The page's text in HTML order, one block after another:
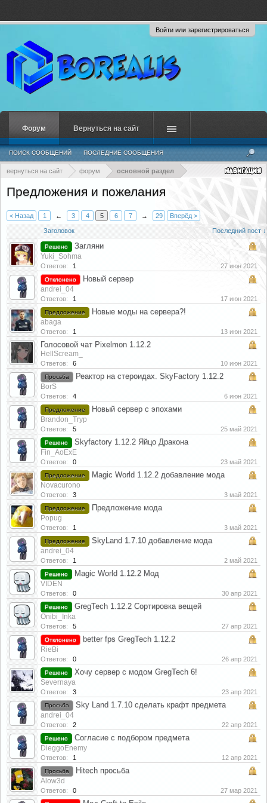
Войти или зарегистрироваться
вернуться на сайт форум основной раздел
Предложения и пожелания
< Назад 1 ← 3 4 5 6 7 → 29 Вперёд >
Заголовок Последний пост ↓
Решено Загляни
Yuki_Sohma
Ответов: 1 27 июн 2021
Отклонено Новый сервер
andrei_04
Ответов: 1 17 июн 2021
Предложение Новые моды на сервера?!
abaga
Ответов: 1 13 июн 2021
Голосовой чат Pixelmon 1.12.2
HellScream_
Ответов: 6 10 июн 2021
Просьба Реактор на стероидах. SkyFactory 1.12.2
BorS
Ответов: 4 6 июн 2021
Предложение Новый сервер с эпохами
Brandon_Tryp
Ответов: 5 25 май 2021
Решено Skyfactory 1.12.2 Яйцо Дракона
Fin_AoExE
Ответов: 0 23 май 2021
Предложение Magic World 1.12.2 добавление мода
Novacurono
Ответов: 3 3 май 2021
Предложение Предложение мода
Popug
Ответов: 1 3 май 2021
Предложение SkyLand 1.7.10 добавление мода
andrei_04
Ответов: 1 2 май 2021
Решено Magic World 1.12.2 Мод
VIDEN
Ответов: 0 30 апр 2021
Решено GregTech 1.12.2 Сортировка вещей
Onibi_Inka
Ответов: 5 27 апр 2021
Отклонено better fps GregTech 1.12.2
RieBi
Ответов: 0 26 апр 2021
Решено Хочу сервер с модом GregTech 6!
Severnaya
Ответов: 3 23 апр 2021
Просьба Sky Land 1.7.10 сделать крафт предмета
andrei_04
Ответов: 2 22 апр 2021
Решено Согласие с подбором предмета
DieggoEnemy
Ответов: 1 12 апр 2021
Просьба Hitech просьба
Alow3d
Ответов: 0 27 мар 2021
Форум
ПОИСК СООБЩЕНИЙ ПОСЛЕДНИЕ СООБЩЕНИЯ
Вернуться на сайт